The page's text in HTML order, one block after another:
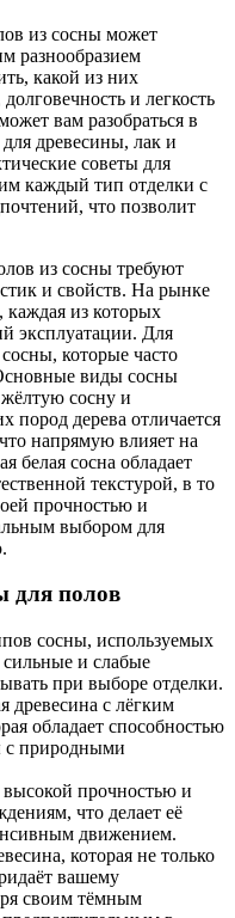
из сосны может
разнообразием
какой из них
и легкость
вам разобраться в
древесины, лак и
советы для
каждый тип отделки с
что позволит
из сосны требуют
и свойств. На рынке
из которых
эксплуатации. Для
которые часто
виды сосны
сосну и
пород дерева отличается
напрямую влияет на
белая сосна обладает
текстурой, в то
прочностью и
выбором для
для полов
сосны, используемых
и слабые
при выборе отделки.
древесина с лёгким
обладает способностью
с природными
прочностью и
что делает её
движением.
которая не только
вашему
своим тёмным